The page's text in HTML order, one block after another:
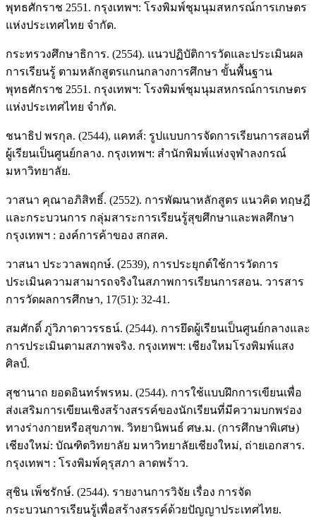
พุทธศักราช 2551. กรุงเทพฯ: โรงพิมพ์ชุมนุมสหกรณ์การเกษตร
แห่งประเทศไทย จํากัด.
กระทรวงศึกษาธิการ. (2554). แนวปฏิบัติการวัดและประเมินผล
การเรียนรู้ ตามหลักสูตรแกนกลางการศึกษา ขั้นพื้นฐาน
พุทธศักราช 2551. กรุงเทพฯ: โรงพิมพ์ชุมนุมสหกรณ์การเกษตร
แห่งประเทศไทย จํากัด.
ชนาธิป พรกุล. (2544), แคทส์: รูปแบบการจัดการเรียนการสอนที่
ผู้เรียนเป็นศูนย์กลาง. กรุงเทพฯ: สํานักพิมพ์แห่งจุฬาลงกรณ์
มหาวิทยาลัย.
วาสนา คุณาอภิสิทธิ์. (2552). การพัฒนาหลักสูตร แนวคิด ทฤษฎี
และกระบวนการ กลุ่มสาระการเรียนรู้สุขศึกษาและพลศึกษา
กรุงเทพฯ : องค์การค้าของ สกสค.
วาสนา ประวาลพฤกษ์. (2539), การประยุกต์ใช้การวัดการ
ประเมินความสามารถจริงในสภาพการเรียนการสอน. วารสาร
การวัดผลการศึกษา, 17(51): 32-41.
สมศักดิ์ ภู่วิภาดาวรรธน์. (2544). การยึดผู้เรียนเป็นศูนย์กลางและ
การประเมินตามสภาพจริง. กรุงเทพฯ: เชียงใหมโรงพิมพ์แสง
ศิลป์.
สุชานาถ ยอดอินทร์พรหม. (2544). การใช้แบบฝึกการเขียนเพื่อ
ส่งเสริมการเขียนเชิงสร้างสรรค์ของนักเรียนที่มีความบกพร่อง
ทางร่างกายหรือสุขภาพ. วิทยานิพนธ์ ศษ.ม. (การศึกษาพิเศษ)
เชียงใหม่: บัณฑิตวิทยาลัย มหาวิทยาลัยเชียงใหม่, ถ่ายเอกสาร.
กรุงเทพฯ : โรงพิมพ์คุรุสภา ลาดพร้าว.
สุชิน เพ็ชรักษ์. (2544). รายงานการวิจัย เรื่อง การจัด
กระบวนการเรียนรู้เพื่อสร้างสรรค์ด้วยปัญญาประเทศไทย.